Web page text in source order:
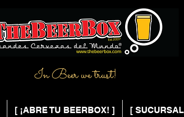
In Beer we trust!
[ ¡ABRE TU BEERBOX! ] [